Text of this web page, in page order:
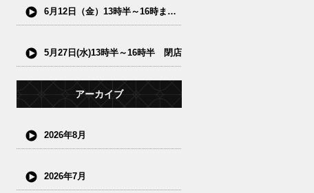
6月12日（金）13時半～16時まで閉店
5月27日(水)13時半～16時半 閉店
アーカイブ
2026年8月
2026年7月